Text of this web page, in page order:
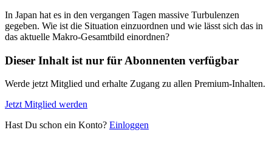
In Japan hat es in den vergangen Tagen massive Turbulenzen
gegeben. Wie ist die Situation einzuordnen und wie lässt sich das in
das aktuelle Makro-Gesamtbild einordnen?
Dieser Inhalt ist nur für Abonnenten verfügbar
Werde jetzt Mitglied und erhalte Zugang zu allen Premium-Inhalten.
Jetzt Mitglied werden
Hast Du schon ein Konto? Einloggen